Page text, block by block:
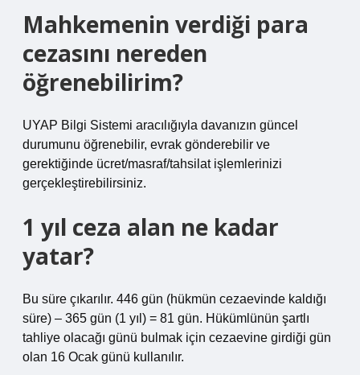
Mahkemenin verdiği para
cezasını nereden
öğrenebilirim?
UYAP Bilgi Sistemi aracılığıyla davanızın güncel
durumunu öğrenebilir, evrak gönderebilir ve
gerektiğinde ücret/masraf/tahsilat işlemlerinizi
gerçekleştirebilirsiniz.
1 yıl ceza alan ne kadar
yatar?
Bu süre çıkarılır. 446 gün (hükmün cezaevinde kaldığı
süre) – 365 gün (1 yıl) = 81 gün. Hükümlünün şartlı
tahliye olacağı günü bulmak için cezaevine girdiği gün
olan 16 Ocak günü kullanılır.